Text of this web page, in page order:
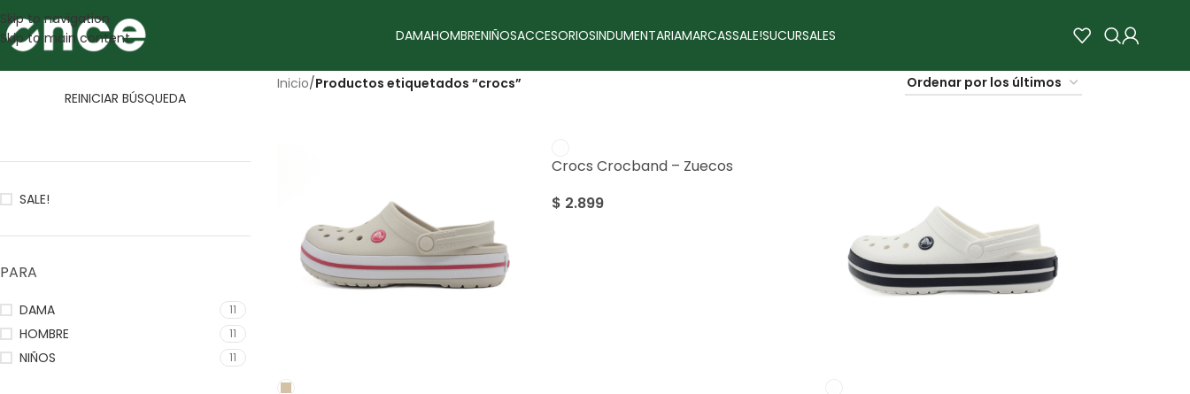
Skip to navigation
Skip to main content
DAMAHOMBRENIÑOSACCESORIOSINDUMENTARIAMARCASSALE!SUCURSALES
REINICIAR BÚSQUEDA
SALE!
PARA
DAMA 11
HOMBRE 11
NIÑOS 11
Inicio/Productos etiquetados “crocs”
Crocs Crocband – Zuecos
$ 2.899